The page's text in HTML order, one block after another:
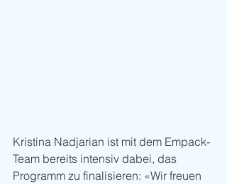
Kristina Nadjarian ist mit dem Empack-
Team bereits intensiv dabei, das
Programm zu finalisieren: «Wir freuen